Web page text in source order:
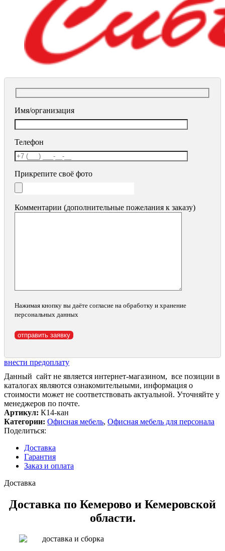
Имя/организация
Телефон
Прикрепите своё фото
Комментарии (дополнительные пожелания к заказу)
Нажимая кнопку вы даёте согласие на обработку и хранение
персональных данных
внести предоплату
Данный сайт не является интернет-магазином, все позиции в
каталогах являются ознакомительными, информация о
стоимости может не соответствовать актуальной. Уточняйте у
менеджеров по почте.
Артикул: К14-кан
Категории: Офисная мебель, Офисная мебель для персонала
Поделиться:
Доставка
Гарантия
Заказ и оплата
Доставка
Доставка по Кемерово и Кемеровской
области.